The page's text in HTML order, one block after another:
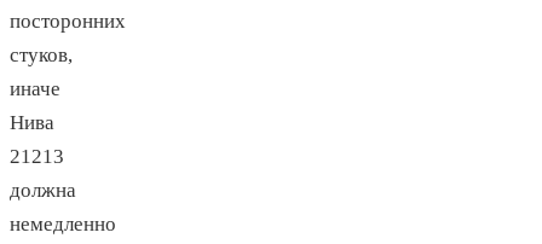
посторонних
стуков,
иначе
Нива
21213
должна
немедленно